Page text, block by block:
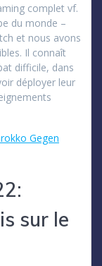
complet vf.
du monde –
et nous avons
Il connaît
difficile, dans
déployer leur
Gegen
sur le